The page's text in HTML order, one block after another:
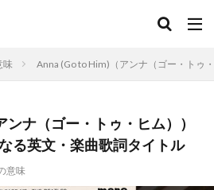
味 Anna (Go to Him)（アンナ（ゴー・トゥ
ナ（ゴー・トゥ・ヒム））
る英文・楽曲歌詞タイトル
意味